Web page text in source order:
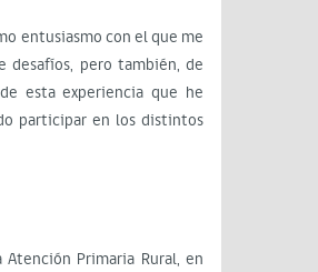
entusiasmo con el que me
desafíos, pero también, de
esta experiencia que he
participar en los distintos
Primaria Rural, en